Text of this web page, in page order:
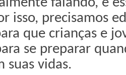
isso, precisamos
que crianças e
se preparar
suas vidas.